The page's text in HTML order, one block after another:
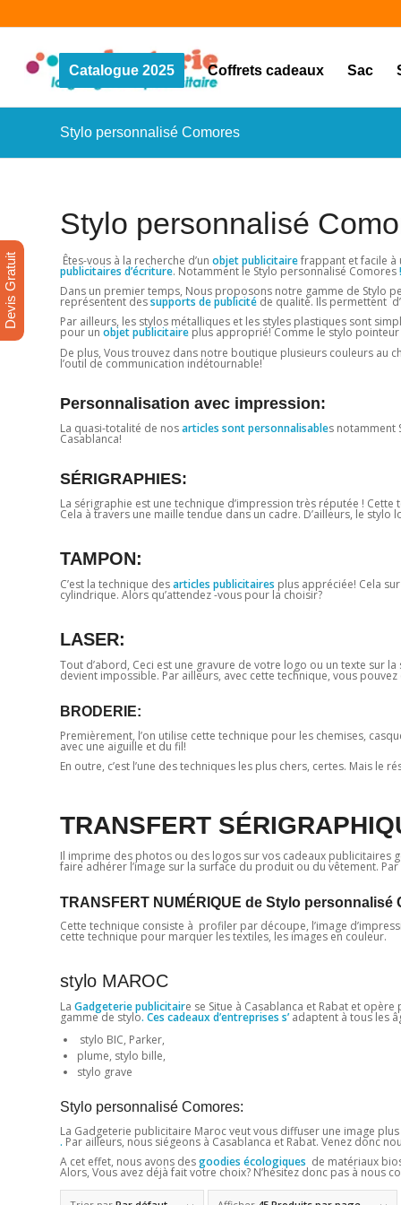
Catalogue 2025 Coffrets cadeaux Sac
Stylo personnalisé Comores
Stylo personnalisé
Êtes-vous à la recherche d’un objet publicitairefrappant et facile à
publicitaires d’écriture. Notamment le Stylo personnalisé Comores!
Dans un premier temps, Nous proposons notre gamme de Stylo
représentent dessupports de publicité de qualité. Ils permettent
Par ailleurs, les stylos métalliques et les styles plastiques sont
pour un objet publicitaire plus approprié! Comme le stylo pointeur
De plus, Vous trouvez dans notre boutique plusieurs couleurs au
l’outil de communication indétournable!
Personnalisation avec impression:
La quasi-totalité de nosarticles sont personnalisables notamment
Casablanca!
SÉRIGRAPHIES:
La sérigraphie est une technique d’impression très réputée !
Cela à travers une maille tendue dans un cadre. D’ailleurs, le
TAMPON:
C’est la technique desarticles publicitaires plus appréciée! Cela
cylindrique. Alors qu’attendez -vous pour la choisir?
LASER:
Tout d’abord, Ceci est une gravure de votre logo ou un texte sur
devient impossible. Par ailleurs, avec cette technique, vous
BRODERIE:
Premièrement, l’on utilise cette technique pour les chemises,
avec une aiguille et du fil!
En outre, c’est l’une des techniques les plus chers, certes. Mais le
TRANSFERT
Il imprime des photos ou des logos sur vos cadeaux publicitaires
faire adhérer l’image sur la surface du produit ou du vêtement.
TRANSFERT NUMÉRIQUE de Stylo personnalisé
Cette technique consiste à profiler par découpe, l’image
cette technique pour marquer les textiles, les images en couleur.
stylo MAROC
La Gadgeterie publicitaire se Situe à Casablanca et Rabat et
gamme de stylo. Ces cadeaux d’entreprises s’ adaptent à tous les
stylo BIC, Parker,
plume, stylo bille,
stylo grave
Stylo personnalisé Comores:
La Gadgeterie publicitaire Maroc veut vous diffuser une image
. Par ailleurs, nous siégeons à Casablanca et Rabat. Venez donc
A cet effet, nous avons desgoodies écologiques de matériaux
Alors, Vous avez déjà fait votre choix? N’hésitez donc pas à nous
Devis Gratuit